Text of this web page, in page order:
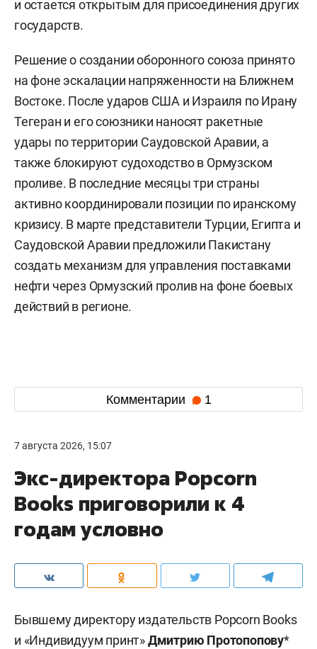
и остается открытым для присоединения других
государств.
Решение о создании оборонного союза принято
на фоне эскалации напряженности на Ближнем
Востоке. После ударов США и Израиля по Ирану
Тегеран и его союзники наносят ракетные
удары по территории Саудовской Аравии, а
также блокируют судоходство в Ормузском
проливе. В последние месяцы три страны
активно координировали позиции по иранскому
кризису. В марте представители Турции, Египта и
Саудовской Аравии предложили Пакистану
создать механизм для управления поставками
нефти через Ормузский пролив на фоне боевых
действий в регионе.
Комментарии 1
7 августа 2026, 15:07
Экс-директора Popcorn
Books приговорили к 4
годам условно
Бывшему директору издательств Popcorn Books
и «Индивидуум принт»Дмитрию Протопопову*